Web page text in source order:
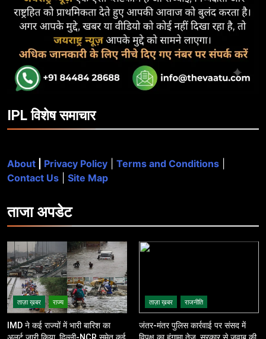
IPL विशेष समाचार
About Privacy Policy Terms and Conditions
Contact Us
Site Map
ताजाअपडेट
ताज़ा ख़बर राज्य
IMD ने कई राज्यों में भारी बारिश का
ताज़ा ख़बर राजनीति
जंतर-मंतर पुलिस कार्रवाई पर संसद में